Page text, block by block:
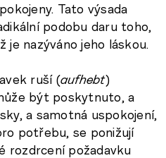
Tato výsada
podobu daru toho,
nazýváno jeho láskou.
ruší (aufhebt)
být poskytnuto, a
a samotná uspokojení,
potřebu, se ponižují
rozdrcení požadavku